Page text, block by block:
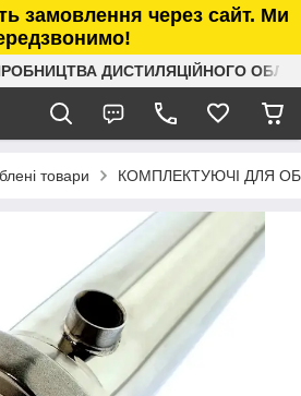
замовлення через сайт. Ми
ДИСТИЛЯЦІЙНОГО
товари КОМПЛЕКТУЮЧІ ДЛЯ